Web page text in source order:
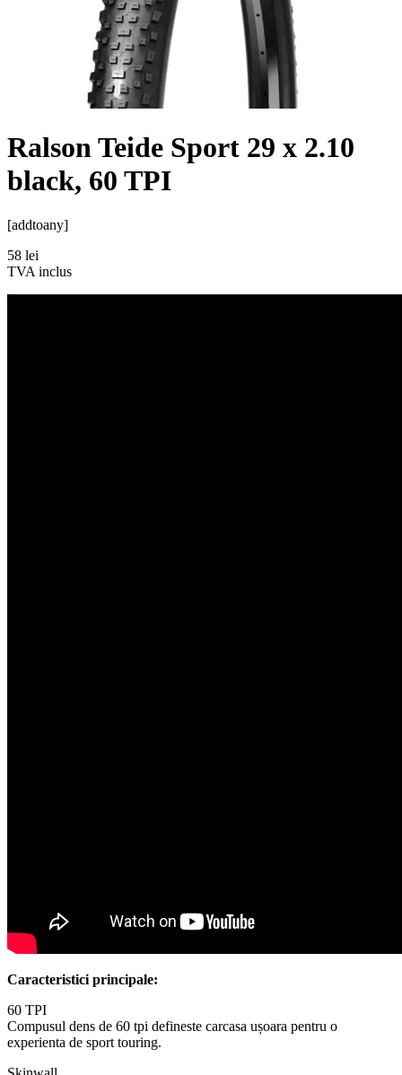
Ralson Teide Sport 29 x 2.10
black, 60 TPI
[addtoany]
58 lei
TVA inclus
Caracteristici principale:
60 TPI
Compusul dens de 60 tpi defineste carcasa ușoara pentru o
experienta de sport touring.